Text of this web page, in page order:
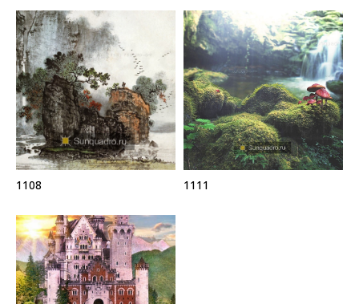
1108 1111